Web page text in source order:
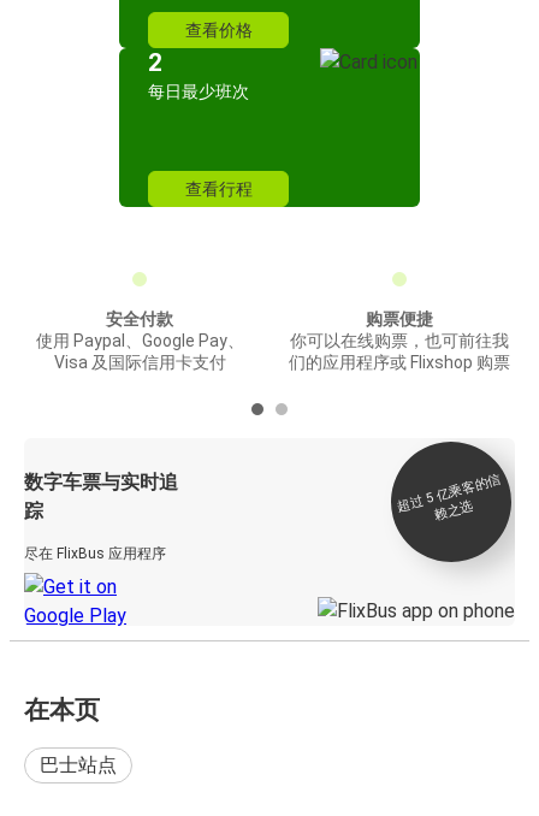
查看价格
2
每日最少班次
查看行程
安全付款
使用 Paypal、Google Pay、
Visa 及国际信用卡支付
购票便捷
你可以在线购票，也可前往我
们的应用程序或 Flixshop 购票
数字车票与实时追
踪
尽在 FlixBus 应用程序
超
过 5
亿
乘
客
的
信
赖
之
选
在本页
巴士站点